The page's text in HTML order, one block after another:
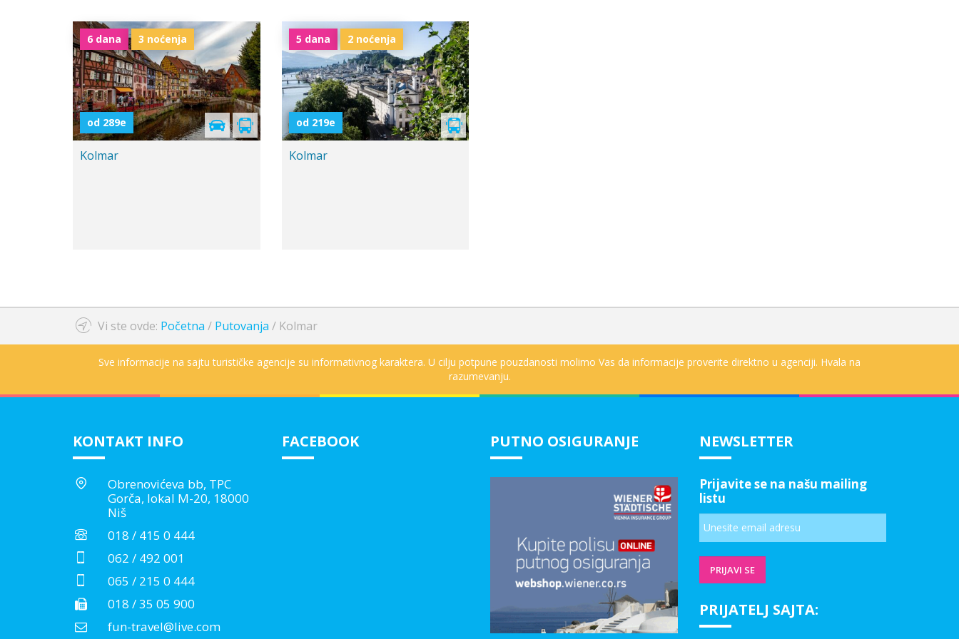
Uskrs - 1.maj
6 dana 3 noćenja
od 289e
Kolmar
Polazak iz Niša
5 dana 2 noćenja
od 219e
Kolmar
Vi ste ovde: Početna / Putovanja / Kolmar
Sve informacije na sajtu turističke agencije su informativnog karaktera. U cilju potpune pouzdanosti molimo Vas da informacije proverite direktno u agenciji. Hvala na
razumevanju.
KONTAKT INFO
Obrenovićeva bb, TPC
Gorča, lokal M-20, 18000
Niš
018 / 415 0 444
062 / 492 001
065 / 215 0 444
018 / 35 05 900
fun-travel@live.com
FACEBOOK PUTNO OSIGURANJE NEWSLETTER
Prijavite se na našu mailing
listu
PRIJATELJ SAJTA: